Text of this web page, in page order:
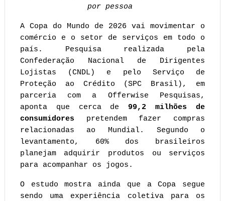
por pessoa
A Copa do Mundo de 2026 vai movimentar o
comércio e o setor de serviços em todo o
país. Pesquisa realizada pela
Confederação Nacional de Dirigentes
Lojistas (CNDL) e pelo Serviço de
Proteção ao Crédito (SPC Brasil), em
parceria com a Offerwise Pesquisas,
aponta que cerca de 99,2 milhões de
consumidores pretendem fazer compras
relacionadas ao Mundial. Segundo o
levantamento, 60% dos brasileiros
planejam adquirir produtos ou serviços
para acompanhar os jogos.
O estudo mostra ainda que a Copa segue
sendo uma experiência coletiva para os